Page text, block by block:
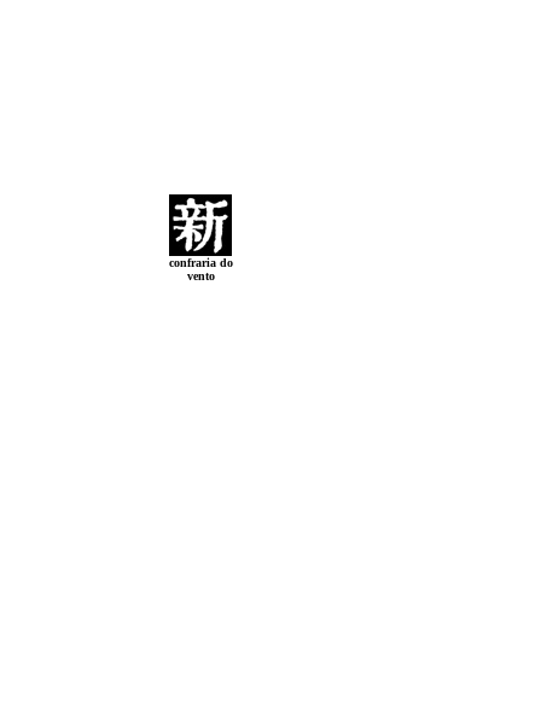
confraria do
vento